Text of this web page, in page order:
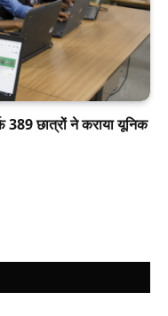
389 छात्रों ने कराया यूनिक